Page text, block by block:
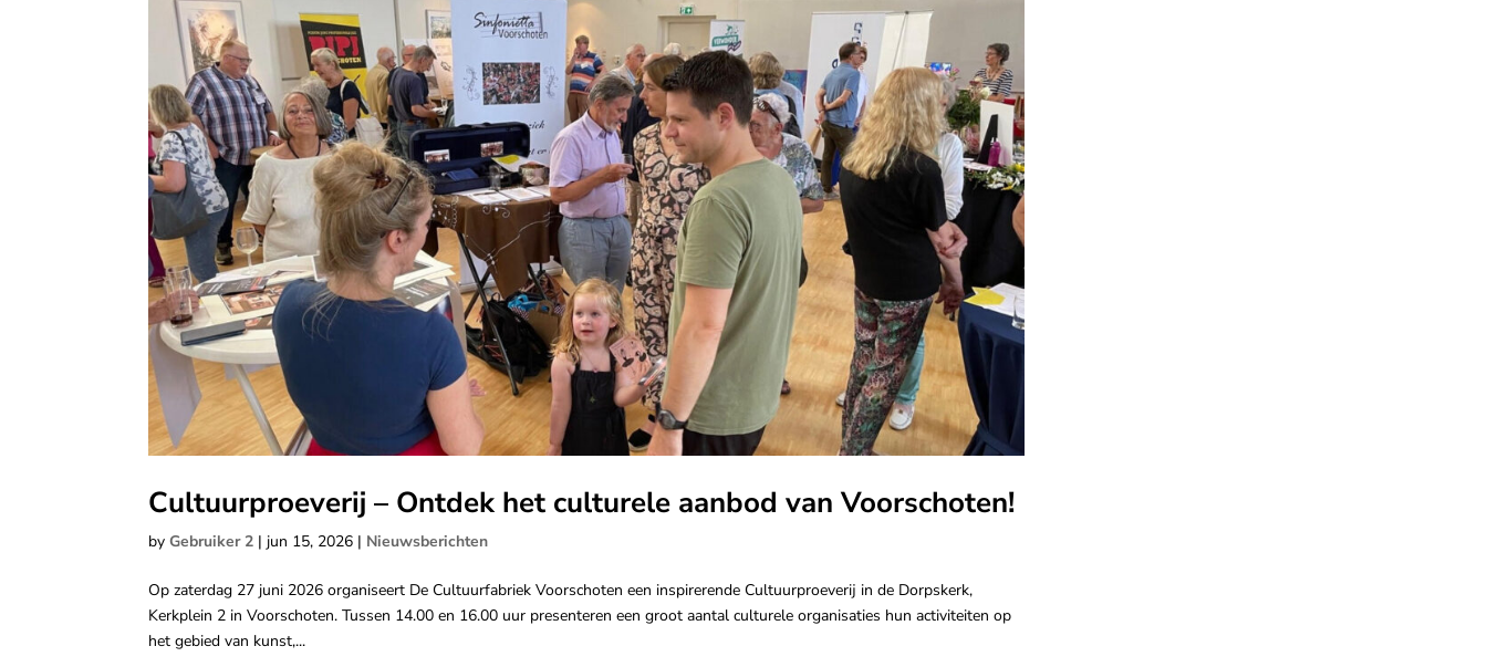
Cultuurproeverij – Ontdek het culturele aanbod van Voorschoten!
byGebruiker 2 | jun 15, 2026 | Nieuwsberichten
Op zaterdag 27 juni 2026 organiseert De Cultuurfabriek Voorschoten een inspirerende Cultuurproeverij in de Dorpskerk,
Kerkplein 2 in Voorschoten. Tussen 14.00 en 16.00 uur presenteren een groot aantal culturele organisaties hun activiteiten op
het gebied van kunst,...